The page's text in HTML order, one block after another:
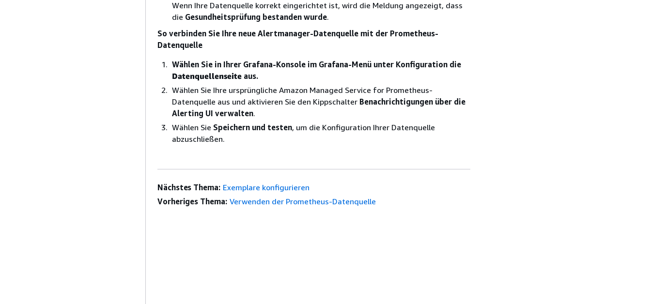
Wenn Ihre Datenquelle korrekt eingerichtet ist, wird die Meldung angezeigt, dass
die Gesundheitsprüfung bestanden wurde.
So verbinden Sie Ihre neue Alertmanager-Datenquelle mit der Prometheus-
Datenquelle
Wählen Sie in Ihrer Grafana-Konsole im Grafana-Menü unter Konfiguration die
Datenquellenseite aus.
Wählen Sie Ihre ursprüngliche Amazon Managed Service for Prometheus-
Datenquelle aus und aktivieren Sie den Kippschalter Benachrichtigungen über die
Alerting UI verwalten.
Wählen Sie Speichern und testen, um die Konfiguration Ihrer Datenquelle
abzuschließen.
Nächstes Thema: Exemplare konfigurieren
Vorheriges Thema: Verwenden der Prometheus-Datenquelle